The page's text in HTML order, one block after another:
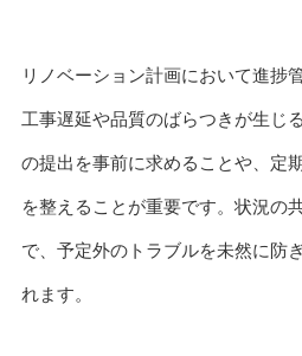
リノベーション計画において進捗
工事遅延や品質のばらつきが生じ
の提出を事前に求めることや、定
を整えることが重要です。状況の
で、予定外のトラブルを未然に防
れます。